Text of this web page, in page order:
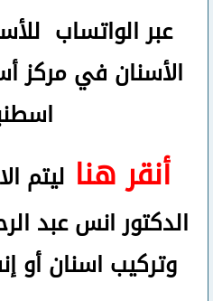
عبر الواتساب
الأسنان في مركز
أنقر هنا ليتم
الدكتور انس عبد
وتركيب اسنانأو